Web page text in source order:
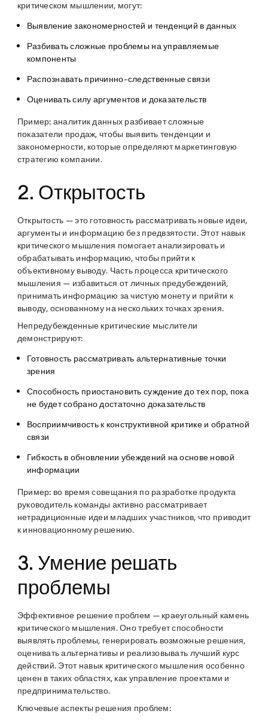
критическом мышлении, могут:
Выявление закономерностей и тенденций в данных
Разбивать сложные проблемы на управляемые
компоненты
Распознавать причинно-следственные связи
Оценивать силу аргументов и доказательств
Пример: аналитик данных разбивает сложные
показатели продаж, чтобы выявить тенденции и
закономерности, которые определяют маркетинговую
стратегию компании.
2. Открытость
Открытость — это готовность рассматривать новые идеи,
аргументы и информацию без предвзятости. Этот навык
критического мышления помогает анализировать и
обрабатывать информацию, чтобы прийти к
объективному выводу. Часть процесса критического
мышления — избавиться от личных предубеждений,
принимать информацию за чистую монету и прийти к
выводу, основанному на нескольких точках зрения.
Непредубежденные критические мыслители
демонстрируют:
Готовность рассматривать альтернативные точки
зрения
Способность приостановить суждение до тех пор, пока
не будет собрано достаточно доказательств
Восприимчивость к конструктивной критике и обратной
связи
Гибкость в обновлении убеждений на основе новой
информации
Пример: во время совещания по разработке продукта
руководитель команды активно рассматривает
нетрадиционные идеи младших участников, что приводит
к инновационному решению.
3. Умение решать
проблемы
Эффективное решение проблем — краеугольный камень
критического мышления. Оно требует способности
выявлять проблемы, генерировать возможные решения,
оценивать альтернативы и реализовывать лучший курс
действий. Этот навык критического мышления особенно
ценен в таких областях, как управление проектами и
предпринимательство.
Ключевые аспекты решения проблем: